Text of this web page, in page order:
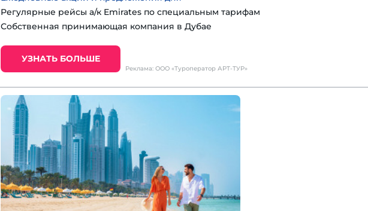
Регулярные рейсы а/к Emirates по специальным тарифам
Собственная принимающая компания в Дубае
УЗНАТЬ БОЛЬШЕ
Реклама: ООО «Туроператор АРТ-ТУР»